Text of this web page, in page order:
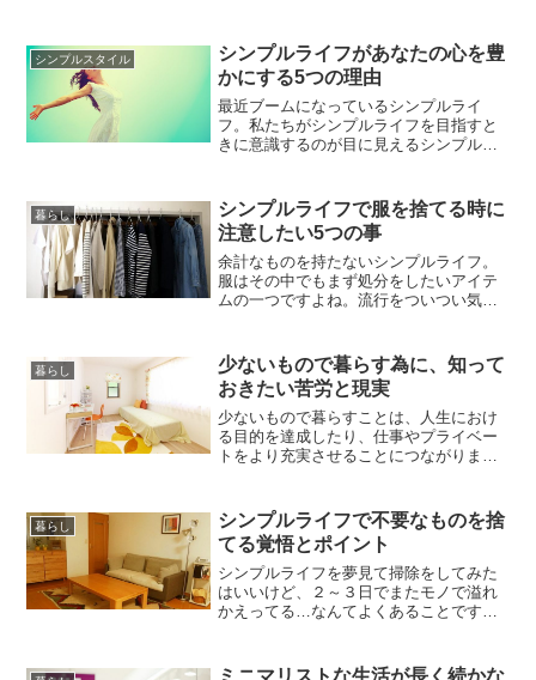
ぶつかった時に対処がしやすいようにし
ないといけません。ミニマニリストの考
え方は、そんな夢に向かう人達にとって
は欠かせません。ではどうやってミ...
シンプルスタイル
シンプルライフがあなたの心を豊
かにする5つの理由
最近ブームになっているシンプルライ
フ。私たちがシンプルライフを目指すと
きに意識するのが目に見えるシンプル
始める最初のステップですよね。しか
し、表面的な事だけでなく本当の「シン
プル」を追求するとそれは心を豊かにす
るとても大切な意味があるのです。一番
大...
暮らし
シンプルライフで服を捨てる時に
注意したい5つの事
余計なものを持たないシンプルライフ。
服はその中でもまず処分をしたいアイテ
ムの一つですよね。流行をついつい気に
所をとるだけの邪魔になっていません
か。いつかまた着るだろう、いつか使う
だろう、という考えではなかなか家のな
かも片付かないですよ。そこで快適な...
暮らし
少ないもので暮らす為に、知って
おきたい苦労と現実
少ないもので暮らすことは、人生におけ
る目的を達成したり、仕事やプライベー
トをより充実させることにつながりま
に習慣化されている人や、シンプルな生
活しか知らない人にとっては当たり前の
ことですが、これから少ないもので暮ら
すことを目指す人にとって、クリアし...
暮らし
シンプルライフで不要なものを捨
てる覚悟とポイント
シンプルライフを夢見て掃除をしてみた
はいいけど、２～３日でまたモノで溢れ
かえってる…なんてよくあることです。
軽に生活してみたいですよね。必要なモ
ミニマリストな生活が長く続かな